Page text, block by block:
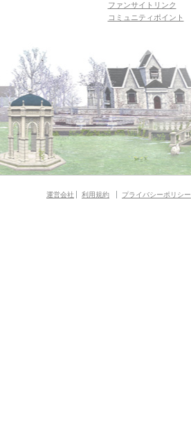
ファンサイトリンク
コミュニティポイント
運営会社 利用規約 プライバシーポリシー